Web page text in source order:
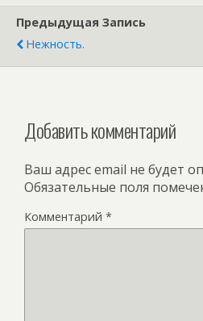
Предыдущая Запись
Нежность.
Добавить комментарий
Ваш адрес email не будет
Обязательные поля
Комментарий *